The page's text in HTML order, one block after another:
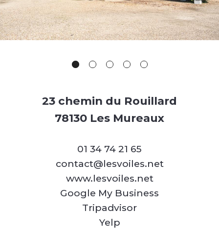
23 chemin du Rouillard
78130 Les Mureaux
01 34 74 21 65
contact@lesvoiles.net
www.lesvoiles.net
Google My Business
Tripadvisor
Yelp